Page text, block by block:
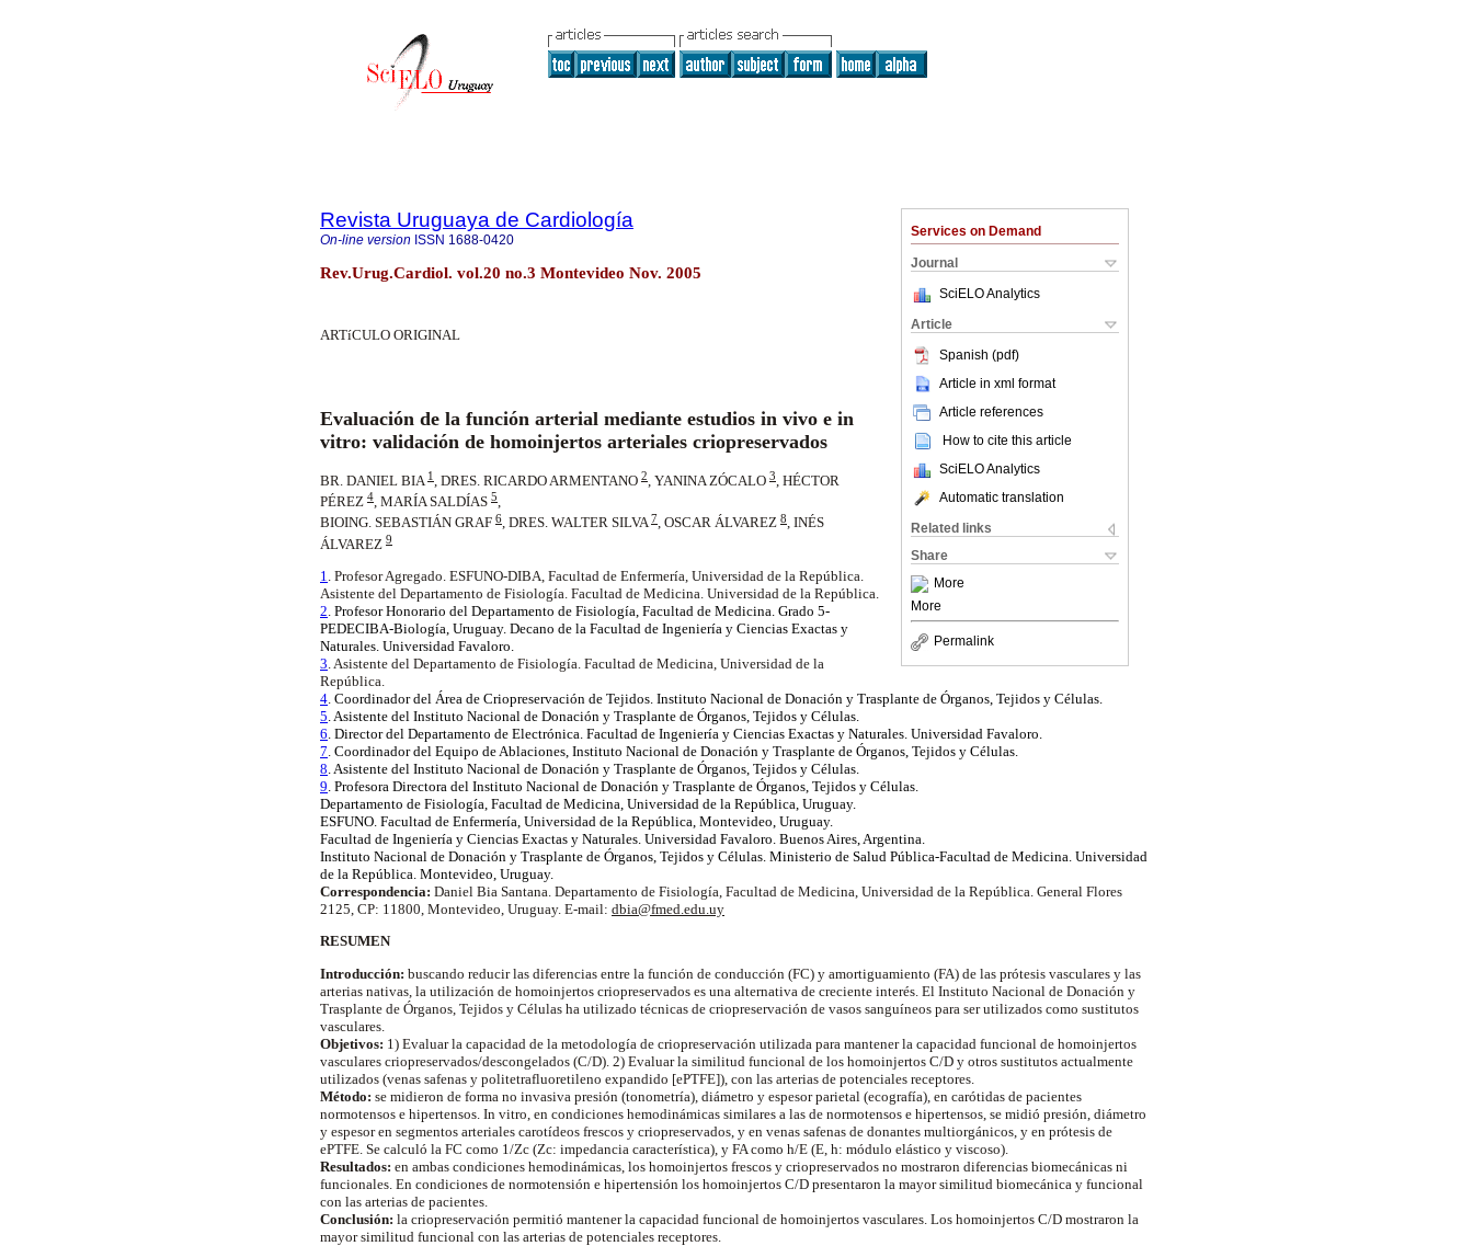
Services on Demand
Journal
SciELO Analytics
Article
Spanish (pdf)
Article in xml format
Article references
How to cite this article
SciELO Analytics
Automatic translation
Related links
Share
More
More
Permalink
Revista Uruguaya de Cardiología
On-line version ISSN 1688-0420
Rev.Urug.Cardiol. vol.20 no.3 Montevideo Nov. 2005
ARTíCULO ORIGINAL
Evaluación de la función arterial mediante estudios in vivo e in
vitro: validación de homoinjertos arteriales criopreservados
BR. DANIEL BIA 1 , DRES. RICARDO ARMENTANO 2 , YANINA ZÓCALO 3 , HÉCTOR
PÉREZ 4, MARÍA SALDÍAS 5,
BIOING. SEBASTIÁN GRAF 6, DRES. WALTER SILVA7, OSCAR ÁLVAREZ 8, INÉS
ÁLVAREZ 9
1. Profesor Agregado. ESFUNO-DIBA, Facultad de Enfermería, Universidad de la República.
Asistente del Departamento de Fisiología. Facultad de Medicina. Universidad de la República.
2. Profesor Honorario del Departamento de Fisiología, Facultad de Medicina. Grado 5-
PEDECIBA-Biología, Uruguay. Decano de la Facultad de Ingeniería y Ciencias Exactas y
Naturales. Universidad Favaloro.
3. Asistente del Departamento de Fisiología. Facultad de Medicina, Universidad de la
República.
4. Coordinador del Área de Criopreservación de Tejidos. Instituto Nacional de Donación y Trasplante de Órganos, Tejidos y Células.
5. Asistente del Instituto Nacional de Donación y Trasplante de Órganos, Tejidos y Células.
6. Director del Departamento de Electrónica. Facultad de Ingeniería y Ciencias Exactas y Naturales. Universidad Favaloro.
7. Coordinador del Equipo de Ablaciones, Instituto Nacional de Donación y Trasplante de Órganos, Tejidos y Células.
8. Asistente del Instituto Nacional de Donación y Trasplante de Órganos, Tejidos y Células.
9. Profesora Directora del Instituto Nacional de Donación y Trasplante de Órganos, Tejidos y Células.
Departamento de Fisiología, Facultad de Medicina, Universidad de la República, Uruguay.
ESFUNO. Facultad de Enfermería, Universidad de la República, Montevideo, Uruguay.
Facultad de Ingeniería y Ciencias Exactas y Naturales. Universidad Favaloro. Buenos Aires, Argentina.
Instituto Nacional de Donación y Trasplante de Órganos, Tejidos y Células. Ministerio de Salud Pública-Facultad de Medicina. Universidad
de la República. Montevideo, Uruguay.
Correspondencia: Daniel Bia Santana. Departamento de Fisiología, Facultad de Medicina, Universidad de la República. General Flores
2125, CP: 11800, Montevideo, Uruguay. E-mail: dbia@fmed.edu.uy
RESUMEN
Introducción: buscando reducir las diferencias entre la función de conducción (FC) y amortiguamiento (FA) de las prótesis vasculares y las
arterias nativas, la utilización de homoinjertos criopreservados es una alternativa de creciente interés. El Instituto Nacional de Donación y
Trasplante de Órganos, Tejidos y Células ha utilizado técnicas de criopreservación de vasos sanguíneos para ser utilizados como sustitutos
vasculares.
Objetivos: 1) Evaluar la capacidad de la metodología de criopreservación utilizada para mantener la capacidad funcional de homoinjertos
vasculares criopreservados/descongelados (C/D). 2) Evaluar la similitud funcional de los homoinjertos C/D y otros sustitutos actualmente
utilizados (venas safenas y politetrafluoretileno expandido [ePTFE]), con las arterias de potenciales receptores.
Método: se midieron de forma no invasiva presión (tonometría), diámetro y espesor parietal (ecografía), en carótidas de pacientes
normotensos e hipertensos. In vitro, en condiciones hemodinámicas similares a las de normotensos e hipertensos, se midió presión, diámetro
y espesor en segmentos arteriales carotídeos frescos y criopreservados, y en venas safenas de donantes multiorgánicos, y en prótesis de
ePTFE. Se calculó la FC como 1/Zc (Zc: impedancia característica), y FA como h/E (E, h: módulo elástico y viscoso).
Resultados: en ambas condiciones hemodinámicas, los homoinjertos frescos y criopreservados no mostraron diferencias biomecánicas ni
funcionales. En condiciones de normotensión e hipertensión los homoinjertos C/D presentaron la mayor similitud biomecánica y funcional
con las arterias de pacientes.
Conclusión: la criopreservación permitió mantener la capacidad funcional de homoinjertos vasculares. Los homoinjertos C/D mostraron la
mayor similitud funcional con las arterias de potenciales receptores.